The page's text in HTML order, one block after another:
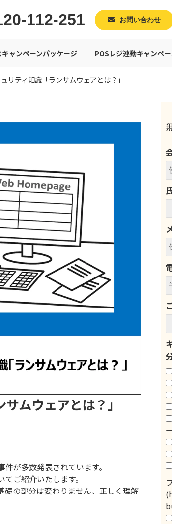
112-251 お問い合わせ
ャンペーンパッケージ POSレジ連動キャンペー
リティ知識「ランサムウェアとは？」
ムウェアとは？」
が多数発表されています。
ご紹介いたします。
礎の部分は変わりません、正しく理解
(